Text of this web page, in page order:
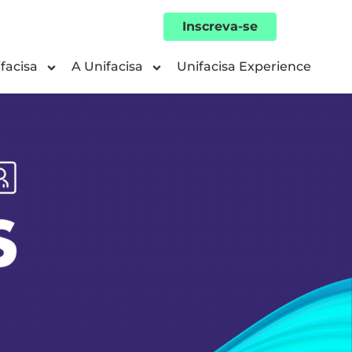
Inscreva-se
A Unifacisa Unifacisa Experience